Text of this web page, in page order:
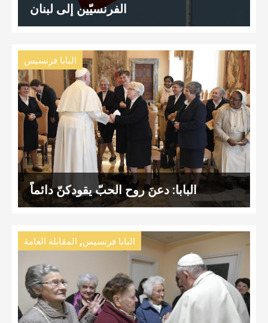
الفرنسيّين إلى لبنان
البابا فرنسيس
البابا: دعنَ روح الحبّ يقودكنّ دائماً
البابا فرنسيس, المقابلة العامة